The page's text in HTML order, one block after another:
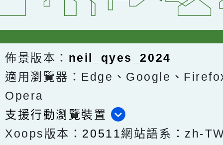
佈景版本： neil_qyes_2024
適用瀏覽器：Edge、Google、
Opera
支援行動瀏覽裝置
Xoops版本： 20511網站語系：zh-